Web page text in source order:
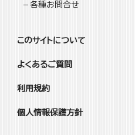
各種お問合せ
このサイトについて
よくあるご質問
利用規約
個人情報保護方針